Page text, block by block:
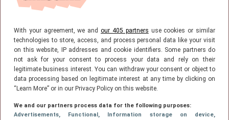
With your agreement, we andour 405 partners use cookies or similar
technologies to store, access, and process personal data like your visit
on this website, IP addresses and cookie identifiers. Some partners do
not ask for your consent to process your data and rely on their
legitimate business interest. You can withdraw your consent or object to
data processing based on legitimate interest at any time by clicking on
“Learn More” or in our Privacy Policy on this website.
We and our partners process data for the following purposes:
Advertisements, Functional, Information storage on device,
koop bij de Bijenkorf
FILMS & SERIES
Can’t wait: dit is alles wat we weten
over Maxton Hall seizoen 3